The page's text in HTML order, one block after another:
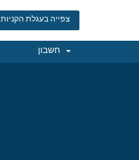
צפייה בעגלת הקניות